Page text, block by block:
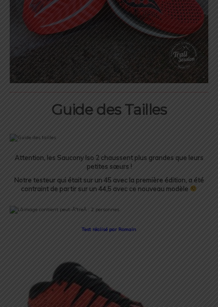
Guide des Tailles
Attention, les Saucony Iso 2 chaussent plus grandes que leurs
petites sœurs !
Notre testeur qui était sur un 45 avec la première édition, a été
contraint de partir sur un 44,5 avec ce nouveau modèle
Test réalisé par Romain